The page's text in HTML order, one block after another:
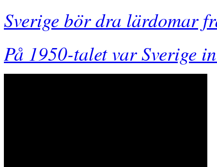
Sverige bör dra lärdomar
På 1950-talet var Sverige